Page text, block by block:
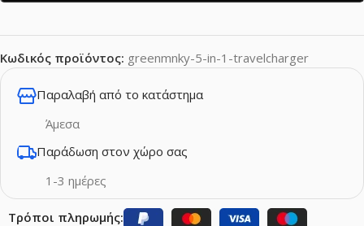
Κωδικός προϊόντος: greenmnky-5-in-1-travelcharger
Παραλαβή από το κατάστημα
Άμεσα
Παράδωση στον χώρο σας
1-3 ημέρες
Τρόποι πληρωμής: